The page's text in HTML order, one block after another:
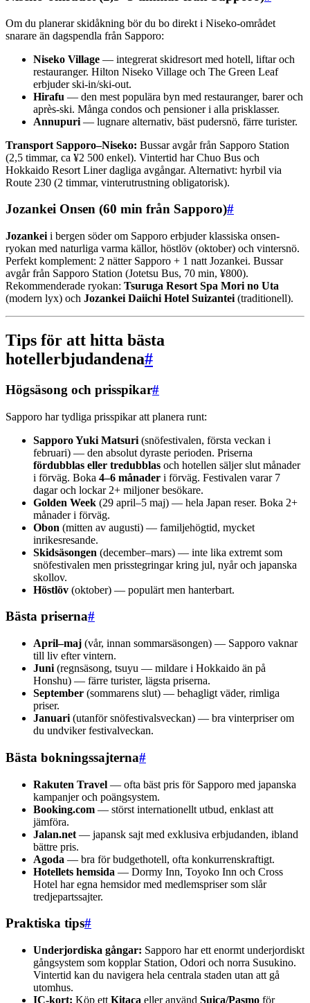
Om du planerar skidåkning bör du bo direkt i Niseko-området
snarare än dagspendla från Sapporo:
Niseko Village — integrerat skidresort med hotell, liftar och
restauranger. Hilton Niseko Village och The Green Leaf
erbjuder ski-in/ski-out.
Hirafu — den mest populära byn med restauranger, barer och
après-ski. Många condos och pensioner i alla prisklasser.
Annupuri — lugnare alternativ, bäst pudersnö, färre turister.
Transport Sapporo–Niseko: Bussar avgår från Sapporo Station
(2,5 timmar, ca ¥2 500 enkel). Vintertid har Chuo Bus och
Hokkaido Resort Liner dagliga avgångar. Alternativt: hyrbil via
Route 230 (2 timmar, vinterutrustning obligatorisk).
Jozankei Onsen (60 min från Sapporo)#
Jozankei i bergen söder om Sapporo erbjuder klassiska onsen-
ryokan med naturliga varma källor, höstlöv (oktober) och vintersnö.
Perfekt komplement: 2 nätter Sapporo + 1 natt Jozankei. Bussar
avgår från Sapporo Station (Jotetsu Bus, 70 min, ¥800).
Rekommenderade ryokan: Tsuruga Resort Spa Mori no Uta
(modern lyx) och Jozankei Daiichi Hotel Suizantei (traditionell).
Tips för att hitta bästa
hotellerbjudandena#
Högsäsong och prisspikar#
Sapporo har tydliga prisspikar att planera runt:
Sapporo Yuki Matsuri (snöfestivalen, första veckan i
februari) — den absolut dyraste perioden. Priserna
fördubblas eller tredubblas och hotellen säljer slut månader
i förväg. Boka 4–6 månader i förväg. Festivalen varar 7
dagar och lockar 2+ miljoner besökare.
Golden Week (29 april–5 maj) — hela Japan reser. Boka 2+
månader i förväg.
Obon (mitten av augusti) — familjehögtid, mycket
inrikesresande.
Skidsäsongen (december–mars) — inte lika extremt som
snöfestivalen men prisstegringar kring jul, nyår och japanska
skollov.
Höstlöv (oktober) — populärt men hanterbart.
Bästa priserna#
April–maj (vår, innan sommarsäsongen) — Sapporo vaknar
till liv efter vintern.
Juni (regnsäsong, tsuyu — mildare i Hokkaido än på
Honshu) — färre turister, lägsta priserna.
September (sommarens slut) — behagligt väder, rimliga
priser.
Januari (utanför snöfestivalsveckan) — bra vinterpriser om
du undviker festivalveckan.
Bästa bokningssajterna#
Rakuten Travel — ofta bäst pris för Sapporo med japanska
kampanjer och poängsystem.
Booking.com — störst internationellt utbud, enklast att
jämföra.
Jalan.net — japansk sajt med exklusiva erbjudanden, ibland
bättre pris.
Agoda — bra för budgethotell, ofta konkurrenskraftigt.
Hotellets hemsida — Dormy Inn, Toyoko Inn och Cross
Hotel har egna hemsidor med medlemspriser som slår
tredjepartssajter.
Praktiska tips#
Underjordiska gångar: Sapporo har ett enormt underjordiskt
gångsystem som kopplar Station, Odori och norra Susukino.
Vintertid kan du navigera hela centrala staden utan att gå
utomhus.
IC-kort: Köp ett Kitaca eller använd Suica/Pasmo för